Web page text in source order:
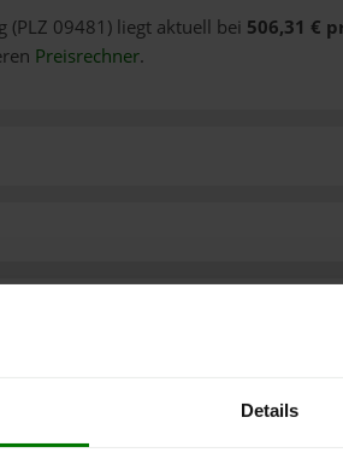
Details
(PLZ 09481) liegt aktuell bei 506,31 €
Preisrechner.